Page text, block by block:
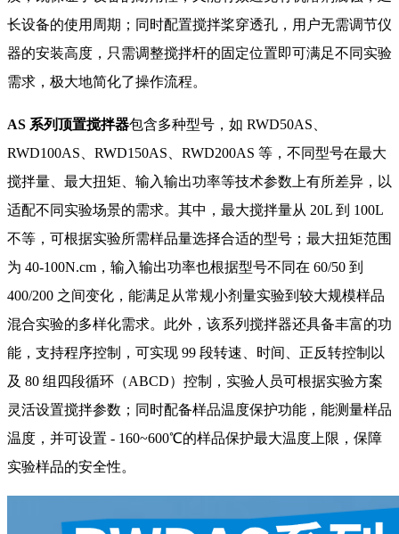
长设备的使用周期；同时配置搅拌桨穿透孔，用户无需调节仪
器的安装高度，只需调整搅拌杆的固定位置即可满足不同实验
需求，极大地简化了操作流程。
AS 系列顶置搅拌器包含多种型号，如 RWD50AS、
RWD100AS、RWD150AS、RWD200AS 等，不同型号在最大
搅拌量、最大扭矩、输入输出功率等技术参数上有所差异，以
适配不同实验场景的需求。其中，最大搅拌量从 20L 到 100L
不等，可根据实验所需样品量选择合适的型号；最大扭矩范围
为 40-100N.cm，输入输出功率也根据型号不同在 60/50 到
400/200 之间变化，能满足从常规小剂量实验到较大规模样品
混合实验的多样化需求。此外，该系列搅拌器还具备丰富的功
能，支持程序控制，可实现 99 段转速、时间、正反转控制以
及 80 组四段循环（ABCD）控制，实验人员可根据实验方案
灵活设置搅拌参数；同时配备样品温度保护功能，能测量样品
温度，并可设置 - 160~600℃的样品保护最大温度上限，保障
实验样品的安全性。